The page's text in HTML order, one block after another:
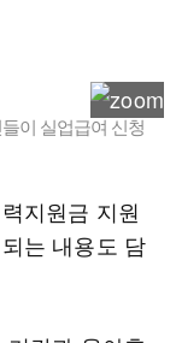
이 실업급여 신청
지원금 지원
는 내용도 담